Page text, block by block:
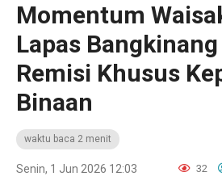
Momentum
Lapas
Remisi Khusus
Binaan
waktu baca 2 menit
Senin, 1 Jun 2026 12:03 32